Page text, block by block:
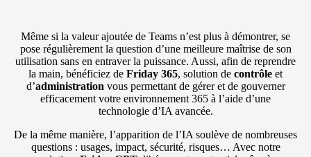
Même si la valeur ajoutée de Teams n’est plus à démontrer, se
pose régulièrement la question d’une meilleure maîtrise de son
utilisation sans en entraver la puissance. Aussi, afin de reprendre
la main, bénéficiez de Friday 365, solution de contrôle et
d’administration vous permettant de gérer et de gouverner
efficacement votre environnement 365 à l’aide d’une
technologie d’IA avancée.
De la même manière, l’apparition de l’IA soulève de nombreuses
questions : usages, impact, sécurité, risques… Avec notre